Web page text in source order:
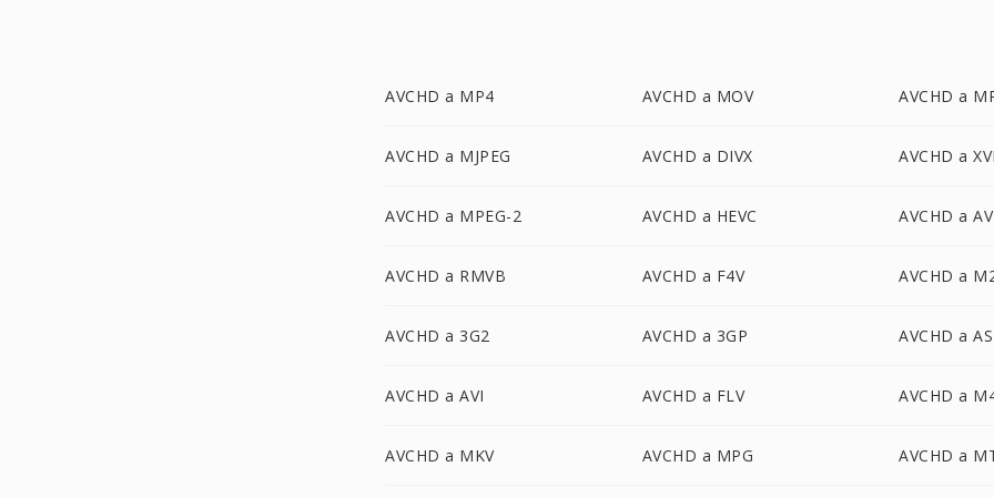
AVCHD a MP4 AVCHD a MOV AVCHD a
AVCHD a MJPEG AVCHD a DIVX AVCHD a
AVCHD a MPEG-2 AVCHD a HEVC AVCHD a
AVCHD a RMVB AVCHD a F4V AVCHD a
AVCHD a 3G2 AVCHD a 3GP AVCHD a
AVCHD a AVI AVCHD a FLV AVCHD a
AVCHD a MKV AVCHD a MPG AVCHD a